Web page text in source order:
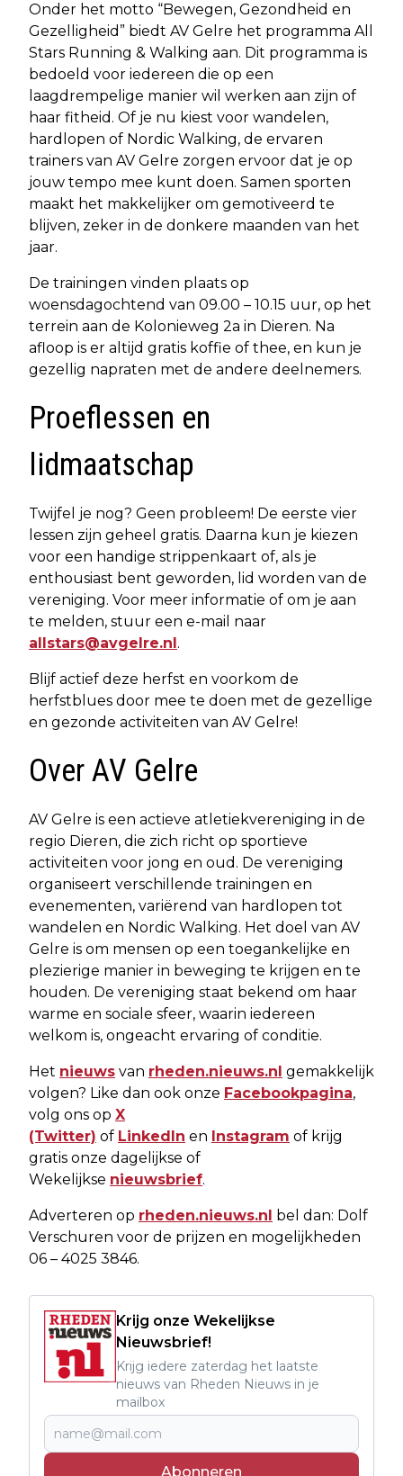
Onder het motto “Bewegen, Gezondheid en
Gezelligheid” biedt AV Gelre het programma All
Stars Running & Walking aan. Dit programma is
bedoeld voor iedereen die op een
laagdrempelige manier wil werken aan zijn of
haar fitheid. Of je nu kiest voor wandelen,
hardlopen of Nordic Walking, de ervaren
trainers van AV Gelre zorgen ervoor dat je op
jouw tempo mee kunt doen. Samen sporten
maakt het makkelijker om gemotiveerd te
blijven, zeker in de donkere maanden van het
jaar.
De trainingen vinden plaats op
woensdagochtend van 09.00 – 10.15 uur, op het
terrein aan de Kolonieweg 2a in Dieren. Na
afloop is er altijd gratis koffie of thee, en kun je
gezellig napraten met de andere deelnemers.
Proeflessen en
lidmaatschap
Twijfel je nog? Geen probleem! De eerste vier
lessen zijn geheel gratis. Daarna kun je kiezen
voor een handige strippenkaart of, als je
enthousiast bent geworden, lid worden van de
vereniging. Voor meer informatie of om je aan
te melden, stuur een e-mail naar
allstars@avgelre.nl.
Blijf actief deze herfst en voorkom de
herfstblues door mee te doen met de gezellige
en gezonde activiteiten van AV Gelre!
Over AV Gelre
AV Gelre is een actieve atletiekvereniging in de
regio Dieren, die zich richt op sportieve
activiteiten voor jong en oud. De vereniging
organiseert verschillende trainingen en
evenementen, variërend van hardlopen tot
wandelen en Nordic Walking. Het doel van AV
Gelre is om mensen op een toegankelijke en
plezierige manier in beweging te krijgen en te
houden. De vereniging staat bekend om haar
warme en sociale sfeer, waarin iedereen
welkom is, ongeacht ervaring of conditie.
Het nieuws van rheden.nieuws.nl gemakkelijk
volgen? Like dan ook onze Facebookpagina,
volg ons op X
(Twitter) of LinkedIn en Instagram of krijg
gratis onze dagelijkse of
Wekelijkse nieuwsbrief.
Adverteren op rheden.nieuws.nl bel dan: Dolf
Verschuren voor de prijzen en mogelijkheden
06 – 4025 3846.
Krijg onze Wekelijkse
Nieuwsbrief!
Krijg iedere zaterdag het laatste
nieuws van Rheden Nieuws in je
mailbox
Abonneren